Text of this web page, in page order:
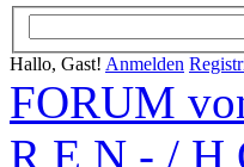
Hallo, Gast! Anmelden
FORUM
R E N - / H